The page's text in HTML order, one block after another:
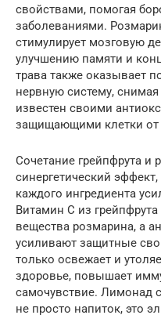
свойствами, помогая
заболеваниями.
стимулирует мозговую
улучшению памяти и
трава также оказывает
нервную систему,
известен своими
защищающими клетки от
Сочетание грейпфрута и
синергетический
каждого ингредиента
Витамин C из
вещества розмарина, а
усиливают защитные
только освежает и
здоровье, повышает
самочувствие. Лимонад
не просто напиток, это